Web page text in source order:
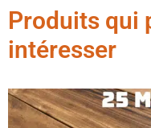
Produits qui
intéresser